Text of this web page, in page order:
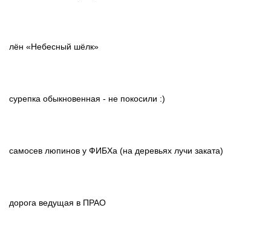
лён «Небесный шёлк»
сурепка обыкновенная - не покосили :)
самосев люпинов у ФИБХа (на деревьях лучи заката)
дорога ведущая в ПРАО